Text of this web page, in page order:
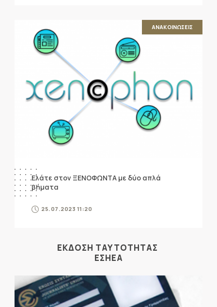
ΑΝΑΚΟΙΝΩΣΕΙΣ
Ελάτε στον ΞΕΝΟΦΩΝΤΑ με δύο απλά
βήματα
25.07.2023 11:20
ΕΚΔΟΣΗ ΤΑΥΤΟΤΗΤΑΣ
ΕΣΗΕΑ